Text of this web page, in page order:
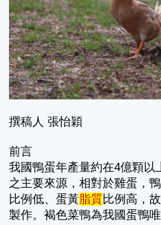
撰稿人 張怡穎
前言
我國鴨蛋年產量約在4億顆以
之主要來源，相對於雞蛋，
比例低、蛋黃脂質比例高，
製作。褐色菜鴨為我國蛋鴨